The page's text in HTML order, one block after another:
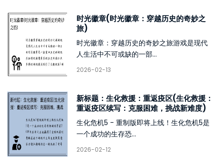
时光徽章(时光徽章：穿越历史的奇妙之
旅)
时光徽章：穿越历史的奇妙之旅游戏是现代
人生活中不可或缺的一部...
2026-02-13
新标题：生化救援：重返疫区(生化救援：
重返疫区续写：克服困难，挑战新难度)
生化危机5 - 重制版即将上线！生化危机5是
一个成功的生存恐...
2026-02-12